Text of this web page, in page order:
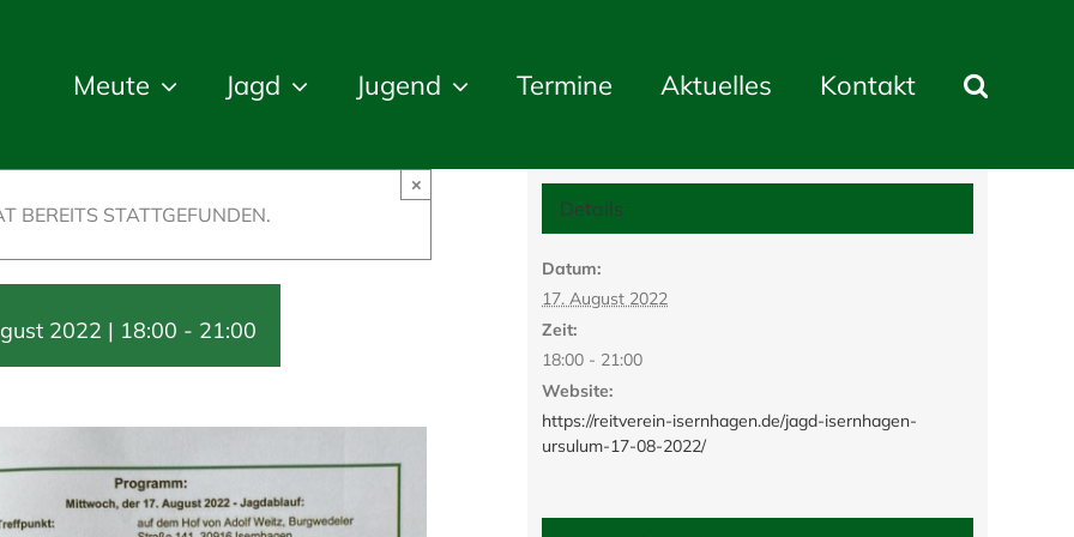
Meute Jagd Jugend Termine Aktuelles Kontakt
BEREITS STATTGEFUNDEN.
×
2022 | 18:00 - 21:00
Details
Datum:
17. August 2022
Zeit:
18:00 - 21:00
Website:
https://reitverein-isernhagen.de/jagd-isernhagen-
ursulum-17-08-2022/